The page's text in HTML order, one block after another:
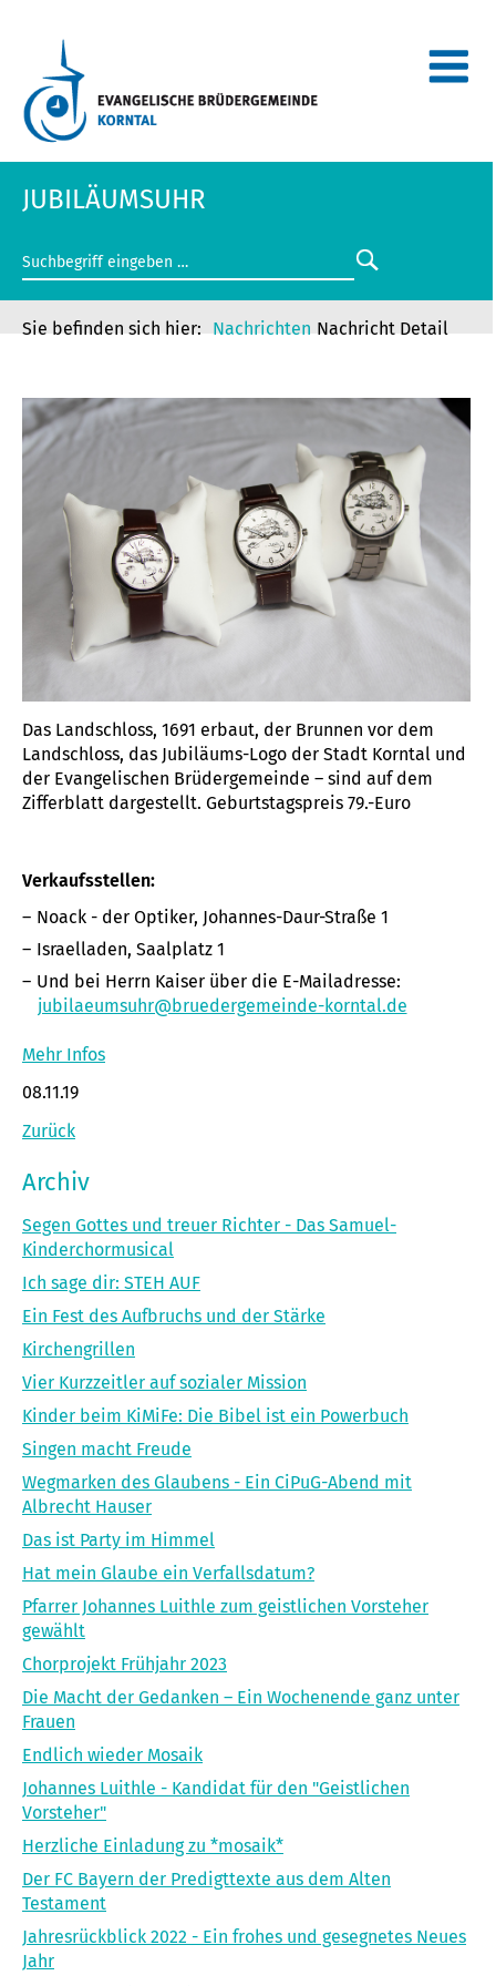
JUBILÄUMSUHR
Nachrichten Nachricht Detail
Das Landschloss, 1691 erbaut, der Brunnen vor dem
Landschloss, das Jubiläums-Logo der Stadt Korntal und
der Evangelischen Brüdergemeinde – sind auf dem
Zifferblatt dargestellt. Geburtstagspreis 79.-Euro
Verkaufsstellen:
Noack - der Optiker, Johannes-Daur-Straße 1
Israelladen, Saalplatz 1
Und bei Herrn Kaiser über die E-Mailadresse:
jubilaeumsuhr@bruedergemeinde-korntal.de
Mehr Infos
08.11.19
Zurück
Archiv
Segen Gottes und treuer Richter - Das Samuel-
Kinderchormusical
Ich sage dir: STEH AUF
Ein Fest des Aufbruchs und der Stärke
Kirchengrillen
Vier Kurzzeitler auf sozialer Mission
Kinder beim KiMiFe: Die Bibel ist ein Powerbuch
Singen macht Freude
Wegmarken des Glaubens - Ein CiPuG-Abend mit
Albrecht Hauser
Das ist Party im Himmel
Hat mein Glaube ein Verfallsdatum?
Pfarrer Johannes Luithle zum geistlichen Vorsteher
gewählt
Chorprojekt Frühjahr 2023
Die Macht der Gedanken – Ein Wochenende ganz unter
Frauen
Endlich wieder Mosaik
Johannes Luithle - Kandidat für den "Geistlichen
Vorsteher"
Herzliche Einladung zu *mosaik*
Der FC Bayern der Predigttexte aus dem Alten
Testament
Jahresrückblick 2022 - Ein frohes und gesegnetes Neues
Jahr